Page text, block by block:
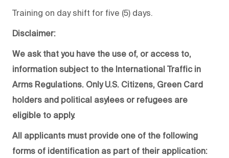
Training on day shift for five (5) days.
Disclaimer:
We ask that you have the use of, or access to,
information subject to the International Traffic in
Arms Regulations. Only U.S. Citizens, Green Card
holders and political asylees or refugees are
eligible to apply.
All applicants must provide one of the following
forms of identification as part of their application: